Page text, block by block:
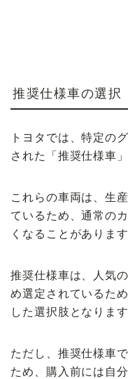
推奨仕様車の選択
トヨタでは、特定の
された「推奨仕様車
これらの車両は、生
ているため、通常の
くなることがあります
推奨仕様車は、人気
め選定されているた
した選択肢となります
ただし、推奨仕様車
ため、購入前には自